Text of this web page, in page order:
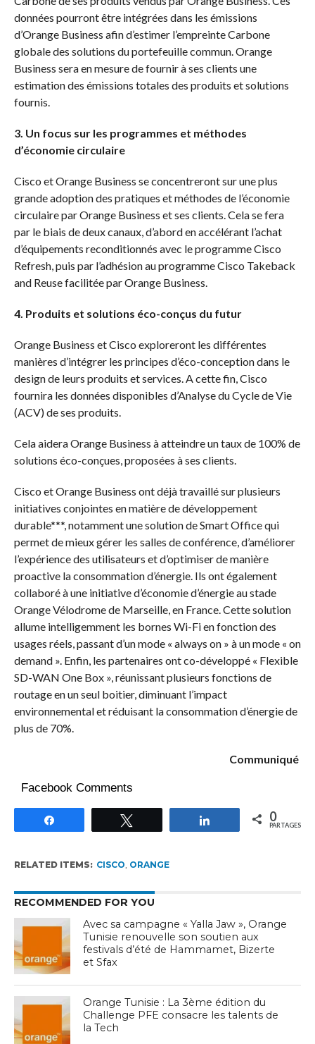
données pourront être intégrées dans les émissions
d’Orange Business afin d’estimer l’empreinte Carbone
globale des solutions du portefeuille commun. Orange
Business sera en mesure de fournir à ses clients une
estimation des émissions totales des produits et solutions
fournis.
3. Un focus sur les programmes et méthodes
d’économie circulaire
Cisco et Orange Business se concentreront sur une plus
grande adoption des pratiques et méthodes de l’économie
circulaire par Orange Business et ses clients. Cela se fera
par le biais de deux canaux, d’abord en accélérant l’achat
d’équipements reconditionnés avec le programme Cisco
Refresh, puis par l’adhésion au programme Cisco Takeback
and Reuse facilitée par Orange Business.
4. Produits et solutions éco-conçus du futur
Orange Business et Cisco exploreront les différentes
manières d’intégrer les principes d’éco-conception dans le
design de leurs produits et services. A cette fin, Cisco
fournira les données disponibles d’Analyse du Cycle de Vie
(ACV) de ses produits.
Cela aidera Orange Business à atteindre un taux de 100% de
solutions éco-conçues, proposées à ses clients.
Cisco et Orange Business ont déjà travaillé sur plusieurs
initiatives conjointes en matière de développement
durable***, notamment une solution de Smart Office qui
permet de mieux gérer les salles de conférence, d’améliorer
l’expérience des utilisateurs et d’optimiser de manière
proactive la consommation d’énergie. Ils ont également
collaboré à une initiative d’économie d’énergie au stade
Orange Vélodrome de Marseille, en France. Cette solution
allume intelligemment les bornes Wi-Fi en fonction des
usages réels, passant d’un mode « always on » à un mode « on
demand ». Enfin, les partenaires ont co-développé « Flexible
SD-WAN One Box », réunissant plusieurs fonctions de
routage en un seul boitier, diminuant l’impact
environnemental et réduisant la consommation d’énergie de
plus de 70%.
Communiqué
Facebook Comments
Partagez 0
PARTAGES
RELATED ITEMS: CISCO, ORANGE
RECOMMENDED FOR YOU
Avec sa campagne « Yalla Jaw », Orange
Tunisie renouvelle son soutien aux
festivals d’été de Hammamet, Bizerte
et Sfax
Orange Tunisie : La 3ème édition du
Challenge PFE consacre les talents de
la Tech